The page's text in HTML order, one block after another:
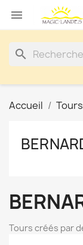

search
Accueil
Tours créés par